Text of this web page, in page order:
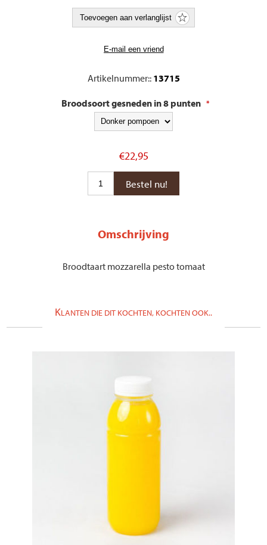
Artikelnummer:: 13715
Broodsoort gesneden in 8 punten *
€22,95
Omschrijving
Broodtaart mozzarella pesto tomaat
KLANTEN DIE DIT KOCHTEN, KOCHTEN OOK..